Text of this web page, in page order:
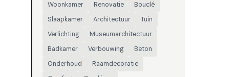
Woonkamer Renovatie
Bouclé
Slaapkamer
Architectuur
Tuin
Verlichting
Museumarchitectuur
Badkamer
Verbouwing
Beton
Onderhoud
Raamdecoratie